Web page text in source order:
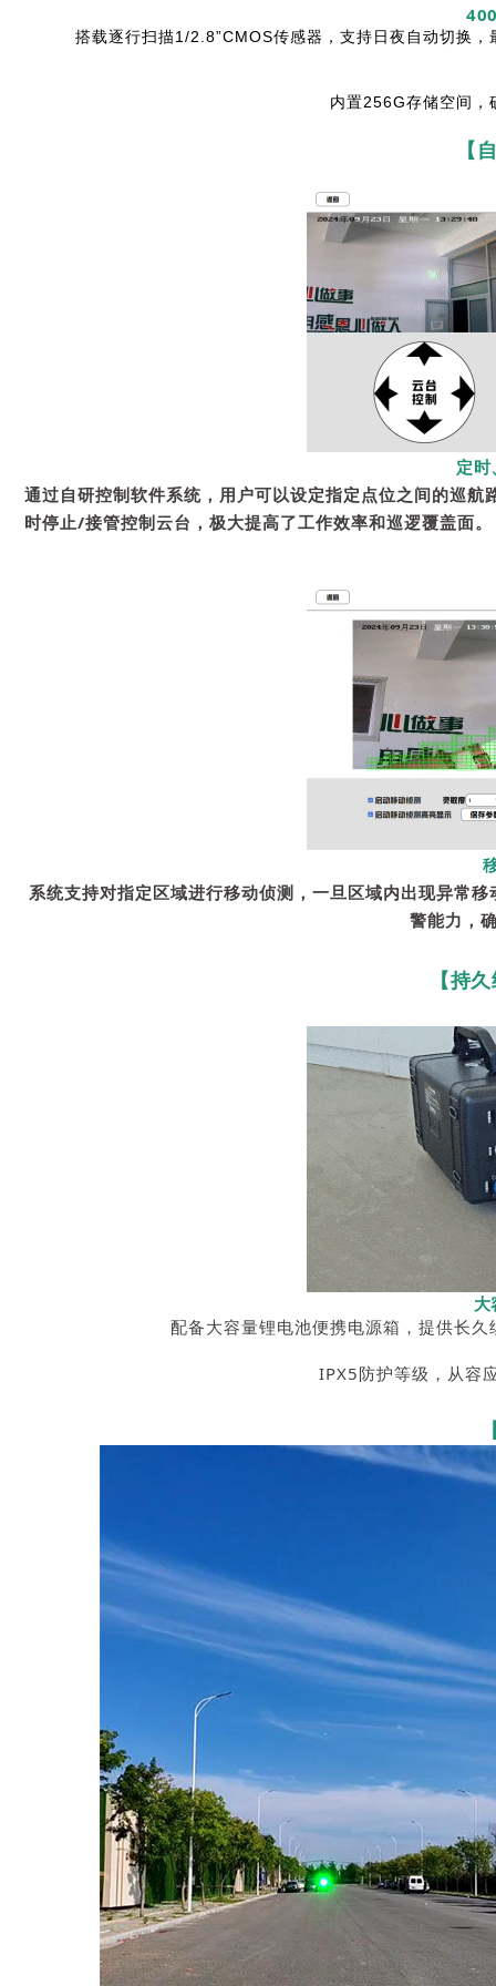
搭载逐行扫描1/2.8”CMOS传感器，支持日夜自动切换
内置256G存储空间，
【
定时
通过自研控制软件系统，用户可以设定指定点位之间的巡
时停止/接管控制云台，极大提高了工作效率和巡逻覆盖面。
系统支持对指定区域进行移动侦测，一旦区域内出现异常
警能力，
【持
大
配备大容量锂电池便携电源箱，提供长
IPX5防护等级，从容